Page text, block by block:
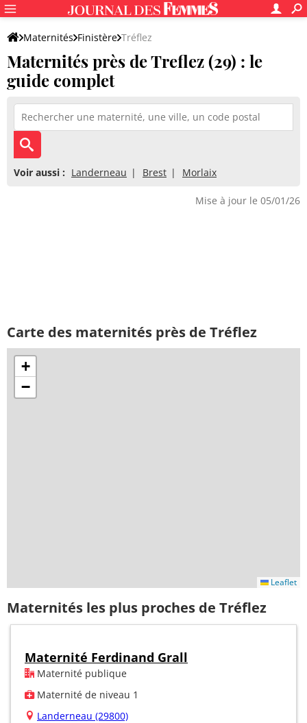
Maternités Finistère Tréflez
Maternités près de Treflez (29) : le
guide complet
Voir aussi : Landerneau Brest Morlaix
Mise à jour le 05/01/26
Carte des maternités près de Tréflez
+
−
Leaflet
Maternités les plus proches de Tréflez
Maternité Ferdinand Grall
Maternité publique
Maternité de niveau 1
Landerneau (29800)